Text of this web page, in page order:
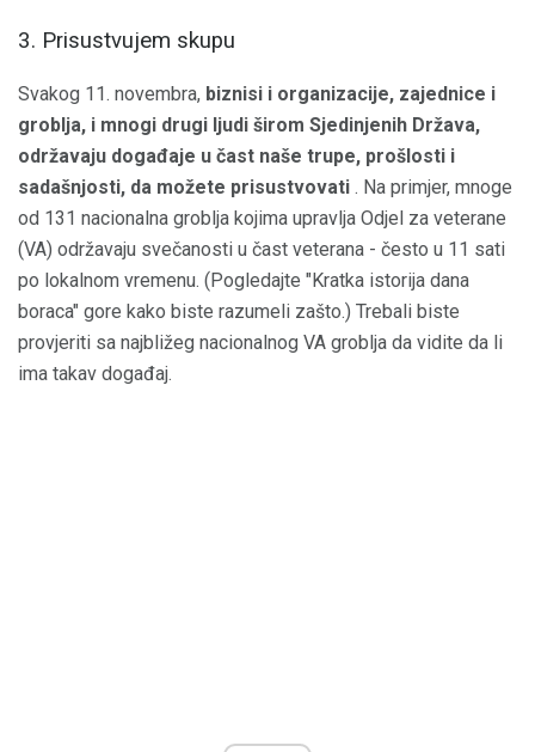
3. Prisustvujem skupu
Svakog 11. novembra, biznisi i organizacije, zajednice i
groblja, i mnogi drugi ljudi širom Sjedinjenih Država,
održavaju događaje u čast naše trupe, prošlosti i
sadašnjosti, da možete prisustvovati . Na primjer, mnoge
od 131 nacionalna groblja kojima upravlja Odjel za veterane
(VA) održavaju svečanosti u čast veterana - često u 11 sati
po lokalnom vremenu. (Pogledajte "Kratka istorija dana
boraca" gore kako biste razumeli zašto.) Trebali biste
provjeriti sa najbližeg nacionalnog VA groblja da vidite da li
ima takav događaj.